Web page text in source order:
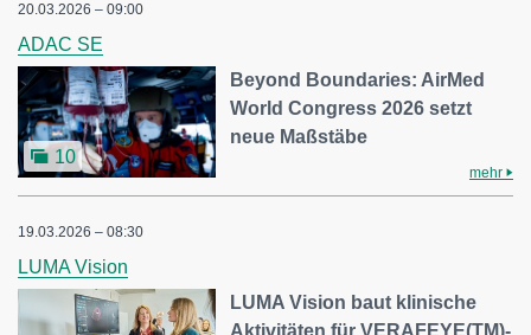
20.03.2026 – 09:00
ADAC SE
10
Beyond Boundaries: AirMed
World Congress 2026 setzt
neue Maßstäbe
mehr
19.03.2026 – 08:30
LUMA Vision
LUMA Vision baut klinische